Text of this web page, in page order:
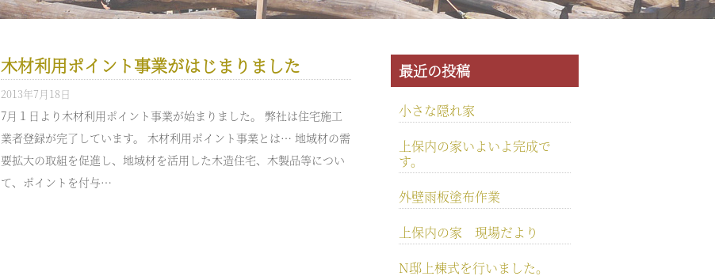
木材利用ポイント事業がはじまりました
2013年7月18日
7月１日より木材利用ポイント事業が始まりました。 弊社は住宅施工
業者登録が完了しています。 木材利用ポイント事業とは… 地域材の需
要拡大の取組を促進し、地域材を活用した木造住宅、木製品等につい
て、ポイントを付与…
最近の投稿
小さな隠れ家
上保内の家いよいよ完成で
す。
外壁雨板塗布作業
上保内の家 現場だより
N邸上棟式を行いました。